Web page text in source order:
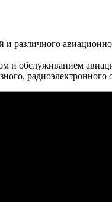
различного
и обслуживанием
радиоэлектронного